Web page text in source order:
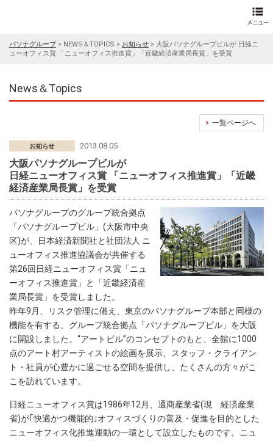
パソナグループ> NEWS＆TOPICS > お知らせ > 大阪パソナグループビルが 日経ニ
ューオフィス賞 「ニューオフィス推進賞」「近畿経済産業局長賞」を受賞
News＆Topics
一覧ページへ
2013.08.05
大阪パソナグループビルが
日経ニューオフィス賞 「ニューオフィス推進賞」「近畿
経済産業局長賞」を受賞
パソナグループのグループ統合拠点
「パソナグループビル」(大阪市中央
区)が、日本経済新聞社と社団法人 ニ
ューオフィス推進協議会が共催する
第26回日経ニューオフィス賞「ニュ
ーオフィス推進賞」と「近畿経済産
業局長賞」を受賞しました。
昨年9月、リスク管理に備え、東京のパソナグループ本部と同様の
機能を有する、グループ統合拠点「パソナグループビル」を大阪
に開設しました。“アートビル”のコンセプトのもと、全館に1000
点のアート村アーティストの絵画を展示、スタッフ・クライアン
ト・社員が心豊かに過ごせる空間を提供し、たくさんの方々がこ
こを訪れています。
日経ニューオフィス賞は1986年12月、通商産業省(現 経済産業
省)が｢快適かつ機能的｣オフィスづくりの普及・促進を目的とした
ニューオフィス化推進運動の一環として設立したものです。ニュ